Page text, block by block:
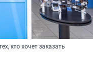
кто хочет заказать